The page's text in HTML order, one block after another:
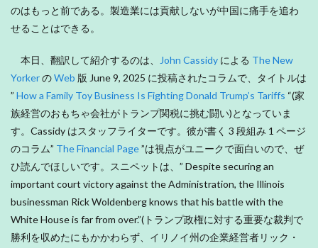
のはもっと前である。製造業には貢献しないが中国に痛手を追わ
せることはできる。
本日、翻訳して紹介するのは、 John Cassidy による The New
YorkerのWeb 版 June 9, 2025 に投稿されたコラムで、タイトルは
” How a Family Toy Business Is Fighting Donald Trump’s Tariffs “(家
族経営のおもちゃ会社がトランプ関税に挑む闘い)となっていま
す。Cassidy はスタッフライターです。彼が書く 3 段組み 1 ページ
のコラム” The Financial Page”は視点がユニークで面白いので、ぜ
ひ読んでほしいです。スニペットは、” Despite securing an
important court victory against the Administration, the Illinois
businessman Rick Woldenberg knows that his battle with the
White House is far from over.”(トランプ政権に対する重要な裁判で
勝利を収めたにもかかわらず、イリノイ州の企業経営者リック・